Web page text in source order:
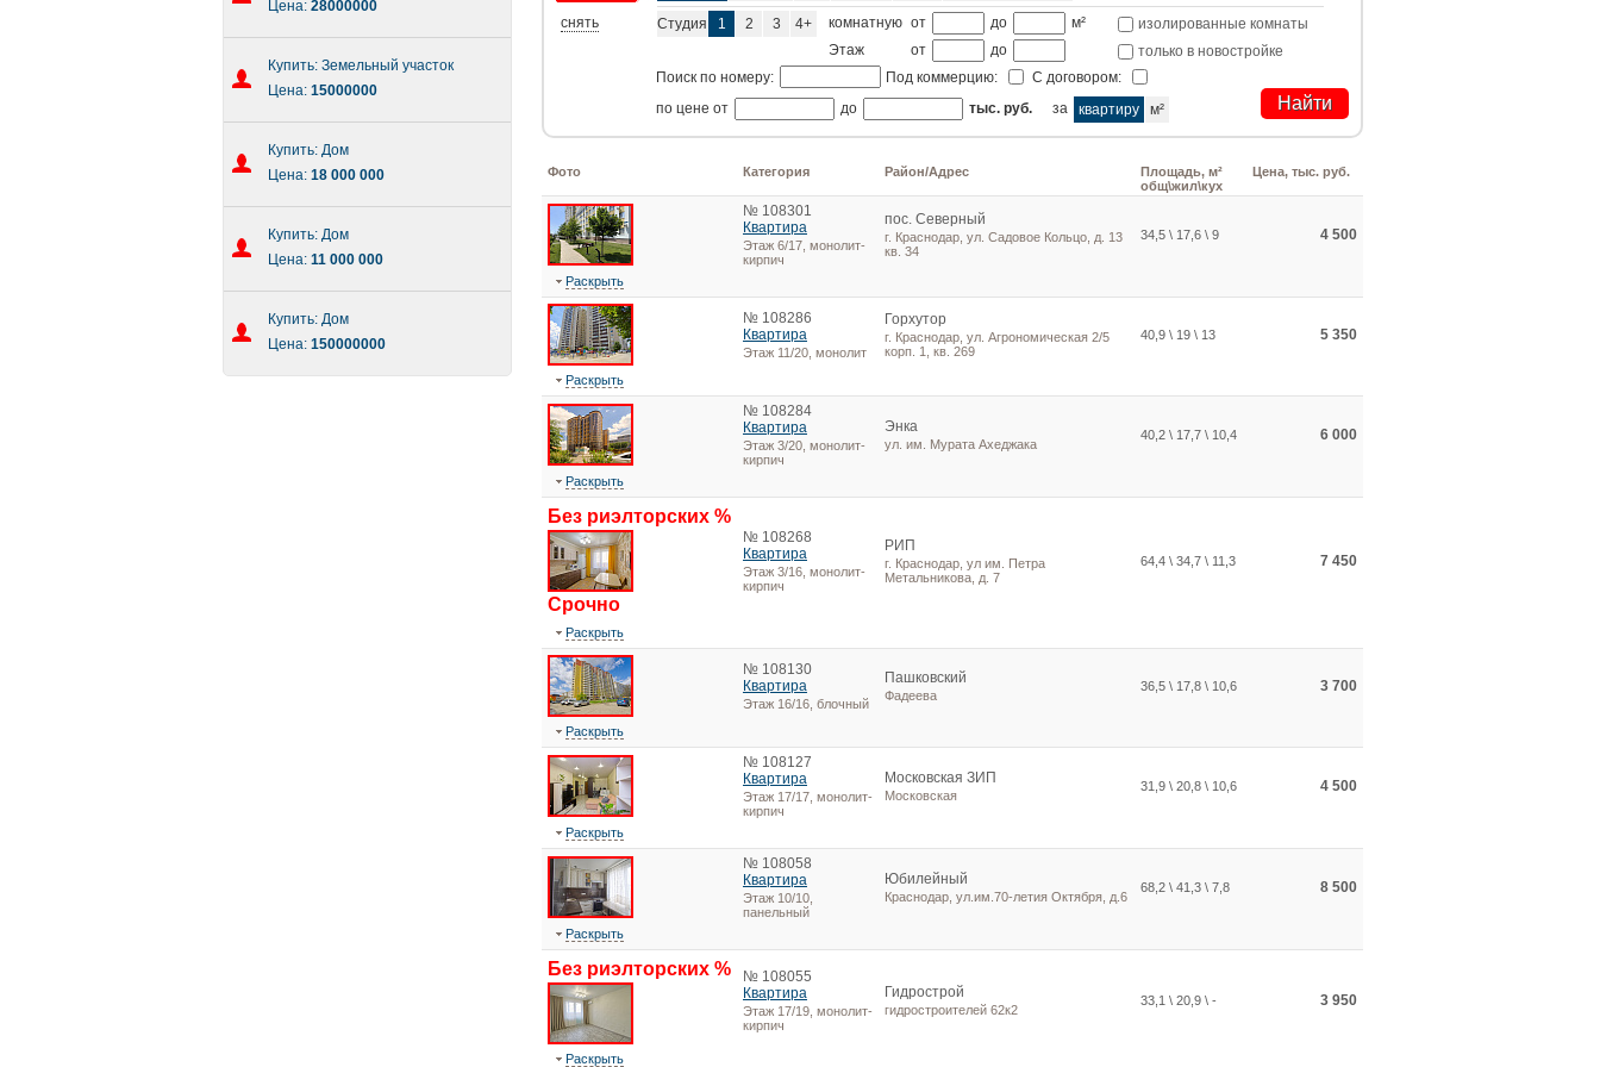
Цена: 28000000
Купить: Земельный участок
Цена: 15000000
Купить: Дом
Цена: 18 000 000
Купить: Дом
Цена: 11 000 000
Купить: Дом
Цена: 150000000
снять Студия 1 2 3 4+ комнатную от до м²
изолированные комнаты
Этаж
от до
только в новостройке
Поиск по номеру:
Под коммерцию:
С договором:
по цене от
до тыс. руб. за квартиру м²
Фото Категория Район/Адрес
Площадь, м²
общ\жил\кух
Цена, тыс. руб.
№ 108301
Квартира
Этаж 6/17, монолит-
кирпич
пос. Северный
г. Краснодар, ул. Садовое Кольцо, д. 13
кв. 34
34,5 \ 17,6 \ 9 4 500
Раскрыть
№ 108286
Квартира
Этаж 11/20, монолит
Горхутор
г. Краснодар, ул. Агрономическая 2/5
корп. 1, кв. 269
40,9 \ 19 \ 13 5 350
Раскрыть
№ 108284
Квартира
Этаж 3/20, монолит-
кирпич
Энка
ул. им. Мурата Ахеджака
40,2 \ 17,7 \ 10,4 6 000
Раскрыть
Без риэлторских %
Срочно
№ 108268
Квартира
Этаж 3/16, монолит-
кирпич
РИП
г. Краснодар, ул им. Петра
Метальникова, д. 7
64,4 \ 34,7 \ 11,3 7 450
Раскрыть
№ 108130
Квартира
Этаж 16/16, блочный
Пашковский
Фадеева
36,5 \ 17,8 \ 10,6 3 700
Раскрыть
№ 108127
Квартира
Этаж 17/17, монолит-
кирпич
Московская ЗИП
Московская
31,9 \ 20,8 \ 10,6 4 500
Раскрыть
№ 108058
Квартира
Этаж 10/10,
панельный
Юбилейный
Краснодар, ул.им.70-летия Октября, д.6
68,2 \ 41,3 \ 7,8 8 500
Раскрыть
Без риэлторских %
№ 108055
Квартира
Этаж 17/19, монолит-
кирпич
Гидрострой
гидростроителей 62к2
33,1 \ 20,9 \ - 3 950
Раскрыть